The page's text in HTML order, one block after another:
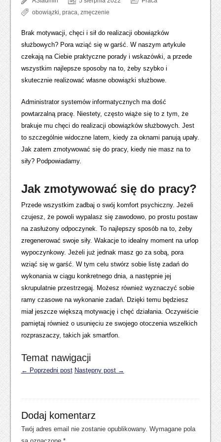
obowiązki, praca, zmęczenie
Brak motywacji, chęci i sił do realizacji obowiązków
służbowych? Pora wziąć się w garść. W naszym artykule
czekają na Ciebie praktyczne porady i wskazówki, a przede
wszystkim najlepsze sposoby na to, żeby szybko i
skutecznie realizować własne obowiązki służbowe.
Administrator systemów informatycznych ma dość
powtarzalną pracę. Niestety, często wiąże się to z tym, że
brakuje mu chęci do realizacji obowiązków służbowych. Jest
to szczególnie widoczne latem, kiedy za oknami panują upały.
Jak zatem zmotywować się do pracy, kiedy nie masz na to
siły? Podpowiadamy.
Jak zmotywować się do pracy?
Przede wszystkim zadbaj o swój komfort psychiczny. Jeżeli
czujesz, że powoli wypalasz się zawodowo, po prostu postaw
na zasłużony odpoczynek. To najlepszy sposób na to, żeby
zregenerować swoje siły. Wakacje to idealny moment na urlop
wypoczynkowy. Jeżeli już jednak masz go za sobą, pora
wziąć się w garść. W tym celu stwórz sobie listę zadań do
wykonania w ciągu konkretnego dnia, a następnie jej
skrupulatnie przestrzegaj. Możesz również wyznaczyć sobie
ramy czasowe na wykonanie zadań. Dzięki temu będziesz
miał jeszcze większą motywację i chęć działania. Oczywiście
pamiętaj również o usunięciu ze swojego otoczenia wszelkich
rozpraszaczy, takich jak smartfon.
Temat nawigacji
← Poprzedni post Następny post →
Dodaj komentarz
Twój adres email nie zostanie opublikowany. Wymagane pola